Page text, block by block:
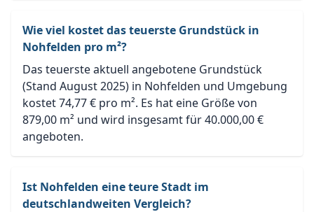
Wie viel kostet das teuerste Grundstück in
Nohfelden pro m²?
Das teuerste aktuell angebotene Grundstück
(Stand August 2025) in Nohfelden und Umgebung
kostet 74,77 € pro m². Es hat eine Größe von
879,00 m² und wird insgesamt für 40.000,00 €
angeboten.
Ist Nohfelden eine teure Stadt im
deutschlandweiten Vergleich?